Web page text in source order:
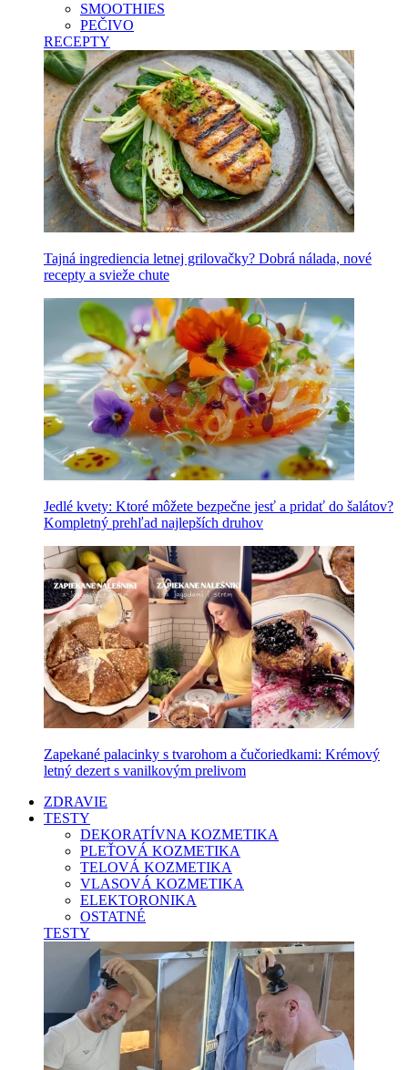
SMOOTHIES
PEČIVO
RECEPTY
Tajná ingrediencia letnej grilovačky? Dobrá nálada, nové
recepty a svieže chute
Jedlé kvety: Ktoré môžete bezpečne jesť a pridať do šalátov?
Kompletný prehľad najlepších druhov
Zapekané palacinky s tvarohom a čučoriedkami: Krémový
letný dezert s vanilkovým prelivom
ZDRAVIE
TESTY
DEKORATÍVNA KOZMETIKA
PLEŤOVÁ KOZMETIKA
TELOVÁ KOZMETIKA
VLASOVÁ KOZMETIKA
ELEKTORONIKA
OSTATNÉ
TESTY